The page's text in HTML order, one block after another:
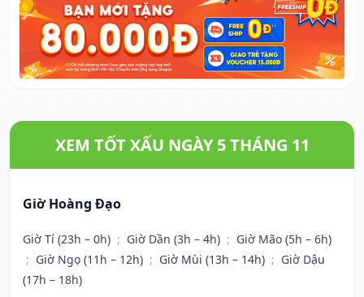
XEM TỐT XẤU NGÀY 5 THÁNG 11
Giờ Hoàng Đạo
Giờ Tí (23h – 0h) ; Giờ Dần (3h – 4h) ; Giờ Mão (5h – 6h)
; Giờ Ngọ (11h – 12h) ; Giờ Mùi (13h – 14h) ; Giờ Dậu
(17h – 18h)